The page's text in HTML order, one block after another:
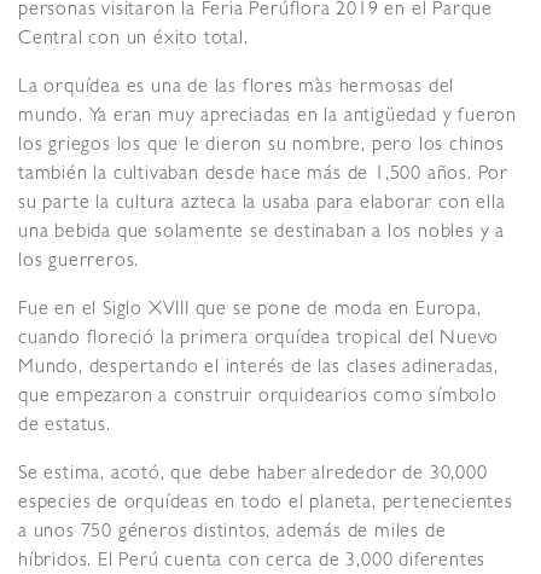
personas visitaron la Feria Perúflora 2019 en el Parque
Central con un éxito total.
La orquídea es una de las flores màs hermosas del
mundo. Ya eran muy apreciadas en la antigüedad y fueron
los griegos los que le dieron su nombre, pero los chinos
también la cultivaban desde hace más de 1,500 años. Por
su parte la cultura azteca la usaba para elaborar con ella
una bebida que solamente se destinaban a los nobles y a
los guerreros.
Fue en el Siglo XVIII que se pone de moda en Europa,
cuando floreció la primera orquídea tropical del Nuevo
Mundo, despertando el interés de las clases adineradas,
que empezaron a construir orquidearios como símbolo
de estatus.
Se estima, acotó, que debe haber alrededor de 30,000
especies de orquídeas en todo el planeta, pertenecientes
a unos 750 géneros distintos, además de miles de
híbridos. El Perú cuenta con cerca de 3,000 diferentes